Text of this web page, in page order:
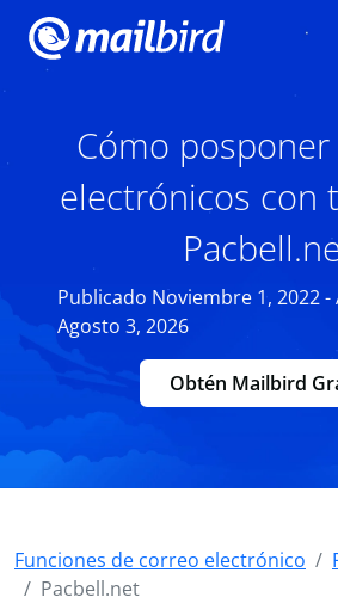
Cómo
electrónicos con
Publicado Noviembre 1, 2022
Agosto 3, 2026
Obtén Mailbird
Funciones de correo electrónico
Pacbell.net